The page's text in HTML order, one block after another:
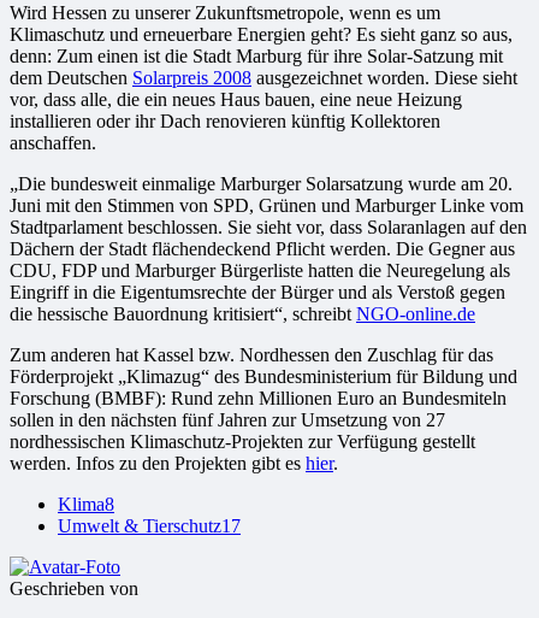
Wird Hessen zu unserer Zukunftsmetropole, wenn es um
Klimaschutz und erneuerbare Energien geht? Es sieht ganz so aus,
denn: Zum einen ist die Stadt Marburg für ihre Solar-Satzung mit
dem Deutschen Solarpreis 2008 ausgezeichnet worden. Diese sieht
vor, dass alle, die ein neues Haus bauen, eine neue Heizung
installieren oder ihr Dach renovieren künftig Kollektoren
anschaffen.
„Die bundesweit einmalige Marburger Solarsatzung wurde am 20.
Juni mit den Stimmen von SPD, Grünen und Marburger Linke vom
Stadtparlament beschlossen. Sie sieht vor, dass Solaranlagen auf den
Dächern der Stadt flächendeckend Pflicht werden. Die Gegner aus
CDU, FDP und Marburger Bürgerliste hatten die Neuregelung als
Eingriff in die Eigentumsrechte der Bürger und als Verstoß gegen
die hessische Bauordnung kritisiert“, schreibt NGO-online.de
Zum anderen hat Kassel bzw. Nordhessen den Zuschlag für das
Förderprojekt „Klimazug“ des Bundesministerium für Bildung und
Forschung (BMBF): Rund zehn Millionen Euro an Bundesmiteln
sollen in den nächsten fünf Jahren zur Umsetzung von 27
nordhessischen Klimaschutz-Projekten zur Verfügung gestellt
werden. Infos zu den Projekten gibt es hier.
Klima8
Umwelt & Tierschutz17
Geschrieben von